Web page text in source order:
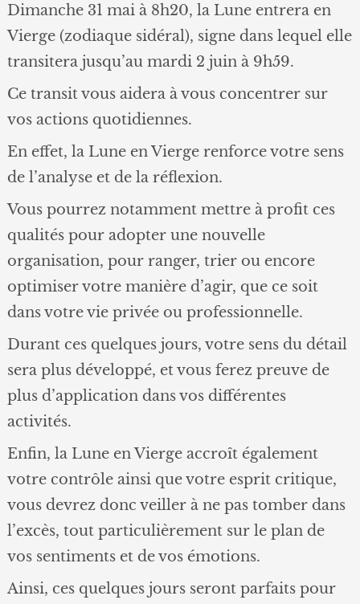
Dimanche 31 mai à 8h20, la Lune entrera en
Vierge (zodiaque sidéral), signe dans lequel elle
transitera jusqu’au mardi 2 juin à 9h59.
Ce transit vous aidera à vous concentrer sur
vos actions quotidiennes.
En effet, la Lune en Vierge renforce votre sens
de l’analyse et de la réflexion.
Vous pourrez notamment mettre à profit ces
qualités pour adopter une nouvelle
organisation, pour ranger, trier ou encore
optimiser votre manière d’agir, que ce soit
dans votre vie privée ou professionnelle.
Durant ces quelques jours, votre sens du détail
sera plus développé, et vous ferez preuve de
plus d’application dans vos différentes
activités.
Enfin, la Lune en Vierge accroît également
votre contrôle ainsi que votre esprit critique,
vous devrez donc veiller à ne pas tomber dans
l’excès, tout particulièrement sur le plan de
vos sentiments et de vos émotions.
Ainsi, ces quelques jours seront parfaits pour